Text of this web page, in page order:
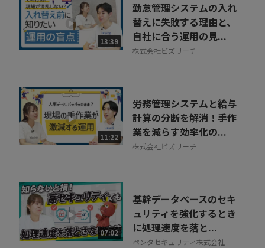
13:39
勤怠管理システムの入れ
替えに失敗する理由と、
自社に合う運用の見...
株式会社ビズリーチ
11:22
労務管理システムと給与
計算の分断を解消！手作
業を減らす効率化の...
株式会社ビズリーチ
07:02
基幹データベースのセキ
ュリティを強化するとき
に処理速度を落と...
ペンタセキュリティ株式会社